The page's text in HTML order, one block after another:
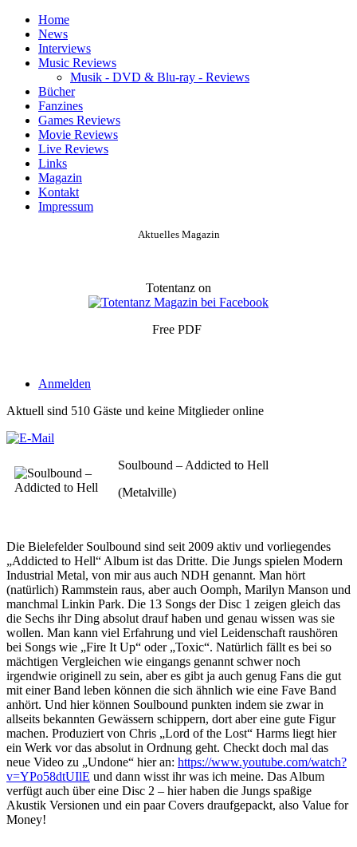
Home
News
Interviews
Music Reviews
Musik - DVD & Blu-ray - Reviews
Bücher
Fanzines
Games Reviews
Movie Reviews
Live Reviews
Links
Magazin
Kontakt
Impressum
Aktuelles Magazin
Totentanz on
Free PDF
Anmelden
Aktuell sind 510 Gäste und keine Mitglieder online
Soulbound – Addicted to Hell
(Metalville)
Die Bielefelder Soulbound sind seit 2009 aktiv und vorliegendes
„Addicted to Hell“ Album ist das Dritte. Die Jungs spielen Modern
Industrial Metal, von mir aus auch NDH genannt. Man hört
(natürlich) Rammstein raus, aber auch Oomph, Marilyn Manson und
manchmal Linkin Park. Die 13 Songs der Disc 1 zeigen gleich das
die Sechs ihr Ding absolut drauf haben und genau wissen was sie
wollen. Man kann viel Erfahrung und viel Leidenschaft raushören
bei Songs wie „Fire It Up“ oder „Toxic“. Natürlich fällt es bei so
mächtigen Vergleichen wie eingangs genannt schwer noch
irgendwie originell zu sein, aber es gibt ja auch genug Fans die gut
mit einer Band leben können die sich ähnlich wie eine Fave Band
anhört. Und hier können Soulbound punkten indem sie zwar in
allseits bekannten Gewässern schippern, dort aber eine gute Figur
machen. Produziert von Chris „Lord of the Lost“ Harms liegt hier
ein Werk vor das absolut in Ordnung geht. Checkt doch mal das
neue Video zu „Undone“ hier an: https://www.youtube.com/watch?
v=YPo58dtUIlE und dann wisst ihr was ich meine. Das Album
verfügt auch über eine Disc 2 – hier haben die Jungs spaßige
Akustik Versionen und ein paar Covers draufgepackt, also Value for
Money!